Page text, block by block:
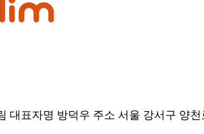
대표자명 방덕우 주소 서울 강서구 양천